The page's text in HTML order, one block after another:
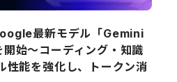
最新モデル「Gemini
始～コーディング・知識
性能を強化し、トークン消